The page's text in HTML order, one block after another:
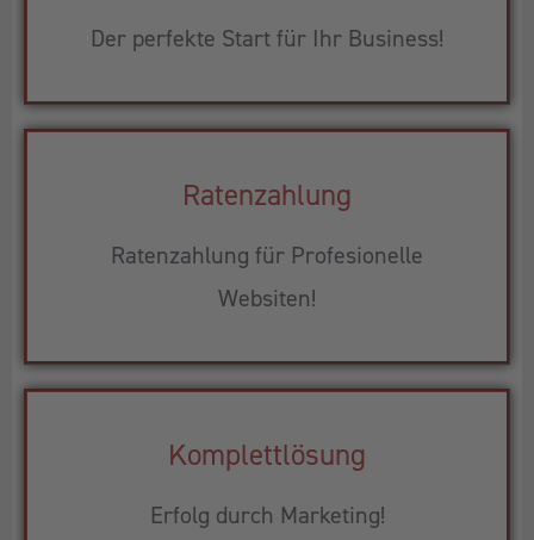
Der perfekte Start für Ihr Business!
Ratenzahlung
Ratenzahlung für Profesionelle
Websiten!
Komplettlösung
Erfolg durch Marketing!